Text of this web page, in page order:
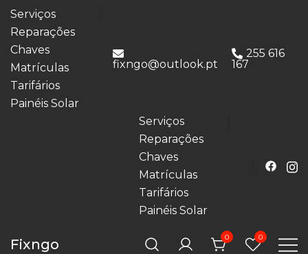
Serviços
Reparações
Chaves
Matrículas
Tarifários
Painéis Solar
fixngo@outlook.pt
255 616
167
Serviços
Reparações
Chaves
Matrículas
Tarifários
Painéis Solar
Fixngo 0 0